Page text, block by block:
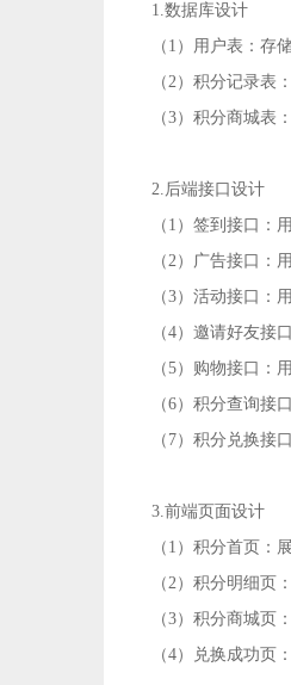
1.数据库设计
（1）用户表：存
（2）积分记录表
（3）积分商城表
2.后端接口设计
（1）签到接口：
（2）广告接口：
（3）活动接口：
（4）邀请好友接
（5）购物接口：
（6）积分查询接
（7）积分兑换接
3.前端页面设计
（1）积分首页：
（2）积分明细页
（3）积分商城页
（4）兑换成功页